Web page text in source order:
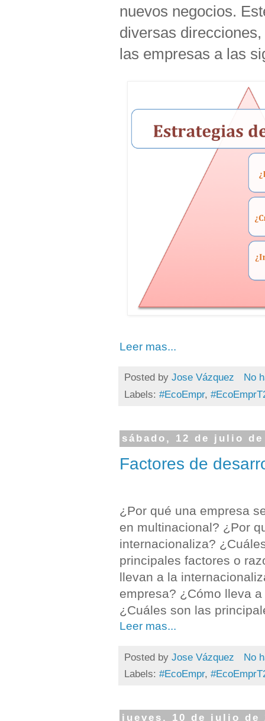
nuevos negocios.
diversas
las empresas a las
Leer mas...
Posted by Jose Vázquez
No
Labels: #EcoEmpr,
sábado, 12 de julio de
Factores de
¿Por qué una empresa
en multinacional? ¿Por
internacionaliza?
principales factores o
llevan a la
empresa? ¿Cómo lleva
¿Cuáles son las
Leer mas...
Posted by Jose Vázquez
No
Labels: #EcoEmpr,
jueves, 10 de julio de